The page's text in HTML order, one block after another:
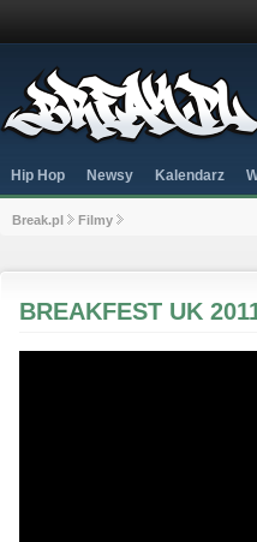
Hip Hop Newsy Kalendarz
Break.pl Filmy
BREAKFEST UK